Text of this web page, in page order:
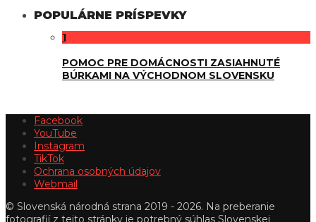
POPULÁRNE PRÍSPEVKY
1
POMOC PRE DOMÁCNOSTI ZASIAHNUTÉ
BÚRKAMI NA VÝCHODNOM SLOVENSKU
Facebook
YouTube
Instagram
TikTok
Ochrana osobných údajov
Webmail
© Slovenská národná strana 2019 - 2026. Na preberanie
fotografií z tejto stránky je potrebný súhlas Slovenskej